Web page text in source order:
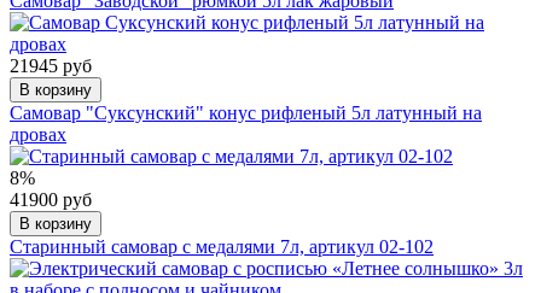
21945 руб
В корзину
Самовар "Суксунский" конус рифленый 5л латунный на
дровах
8%
41900 руб
В корзину
Старинный самовар с медалями 7л, артикул 02-102